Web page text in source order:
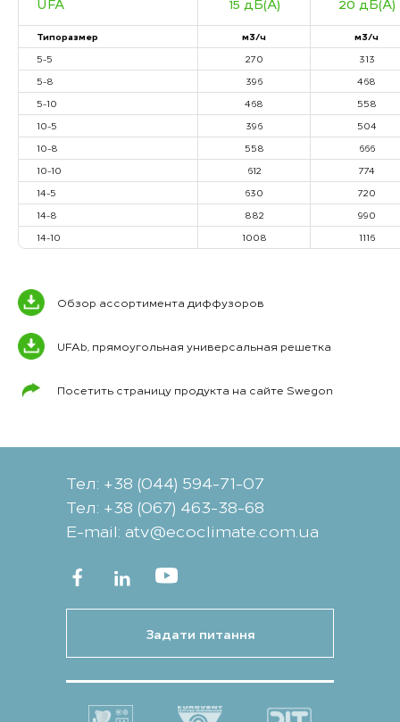
Типоразмер м3/ч
м3/ч
5-5
270
313
5-8
396
468
5-10
468
558
10-5
396
504
10-8
558
666
10-10
612
774
14-5
630
720
14-8
882
990
14-10
1008 1116
Обзор ассортимента диффузоров
UFAb, прямоугольная универсальная решетка
Посетить страницу продукта на сайте Swegon
Тел: +38 (044) 594-71-07
Тел: +38 (067) 463-38-68
Е-mail: atv@ecoclimate.com.ua
Задати питання